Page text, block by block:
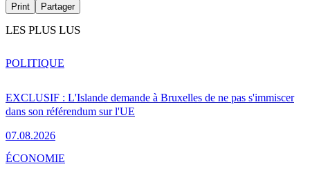
Print Partager
LES PLUS LUS
EXCLUSIF : L'Islande demande à Bruxelles de ne pas s'immiscer
dans son référendum sur l'UE
07.08.2026
POLITIQUE
ÉCONOMIE